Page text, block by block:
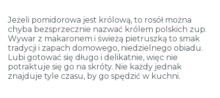
Jeżeli pomidorowa jest królową, to rosół można
chyba bezsprzecznie nazwać królem polskich zup.
Wywar z makaronem i świeżą pietruszką to smak
tradycji i zapach domowego, niedzielnego obiadu.
Lubi gotować się długo i delikatnie, więc nie
potraktuje się go na skróty. Nie każdy jednak
znajduje tyle czasu, by go spędzić w kuchni.